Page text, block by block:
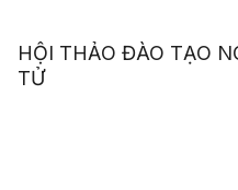
HỘI THẢO ĐÀO TẠO
TỬ